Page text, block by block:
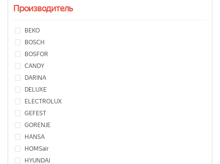
Производитель
BEKO
BOSCH
BOSFOR
CANDY
DARINA
DELUXE
ELECTROLUX
GEFEST
GORENJE
HANSA
HOMSair
HYUNDAI